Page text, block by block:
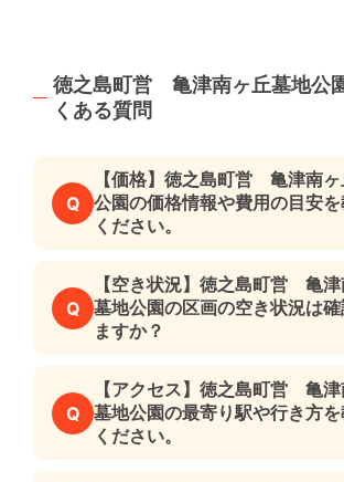
徳之島町営 亀津南ヶ丘墓地公
くある質問
Q
【価格】徳之島町営 亀津南
公園の価格情報や費用の目安
ください。
Q
【空き状況】徳之島町営 亀
墓地公園の区画の空き状況は確
ますか？
Q
【アクセス】徳之島町営 亀
墓地公園の最寄り駅や行き方
ください。